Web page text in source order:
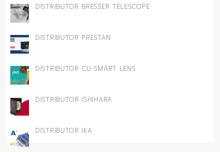
DISTRIBUTOR BRESSER TELESCOPE
DISTRIBUTOR PRESTAN
DISTRIBUTOR CU SMART LENS
DISTRIBUTOR ISHIHARA
DISTRIBUTOR IKA